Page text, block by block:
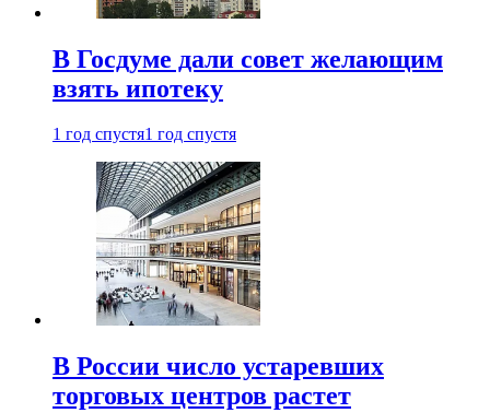
В Госдуме дали совет желающим
взять ипотеку
1 год спустя1 год спустя
В России число устаревших
торговых центров растет